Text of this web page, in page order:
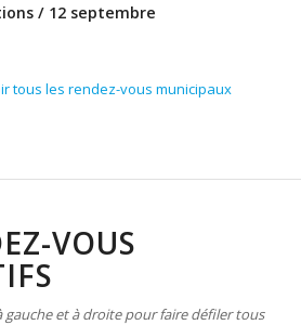
/ 12 septembre
tous les rendez-vous municipaux
VOUS
gauche et à droite pour faire défiler tous